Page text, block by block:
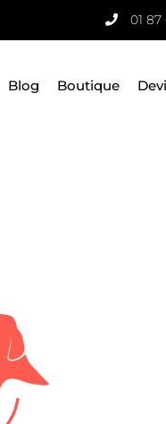
01 87
Blog Boutique